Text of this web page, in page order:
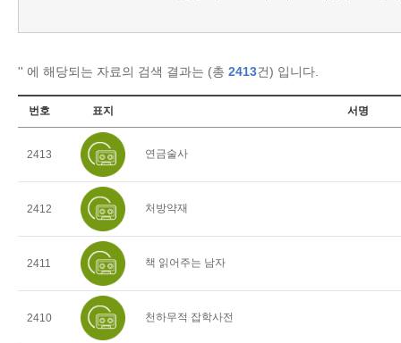
'' 에 해당되는 자료의 검색 결과는 (총 2413건) 입니다.
번호 표지 서명
2413 연금술사
2412 처방약재
2411 책 읽어주는 남자
2410 천하무적 잡학사전